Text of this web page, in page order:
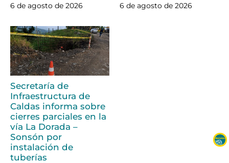
6 de agosto de 2026 6 de agosto de 2026
Secretaría de
Infraestructura de
Caldas informa sobre
cierres parciales en la
vía La Dorada –
Sonsón por
instalación de
tuberías